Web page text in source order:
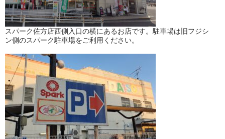
スパーク佐方店西側入口の横にあるお店です。駐車場は旧フジシ
ン側のスパーク駐車場をご利用ください。